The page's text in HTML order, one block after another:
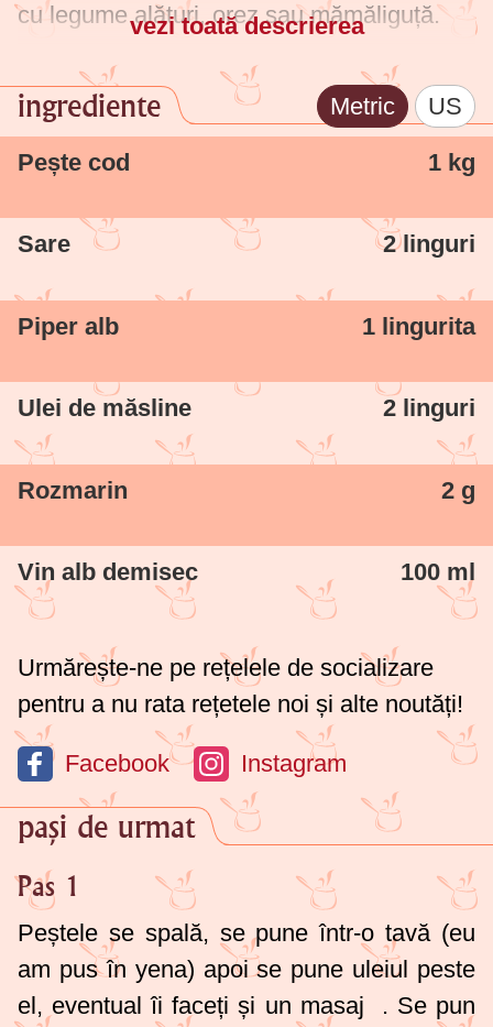
cu legume alături, orez sau mămăliguță.
vezi toată descrierea
ingrediente Metric US
Pește cod 1 kg
Sare 2 linguri
Piper alb 1 lingurita
Ulei de măsline 2 linguri
Rozmarin 2 g
Vin alb demisec 100 ml
Urmărește-ne pe rețelele de socializare
pentru a nu rata rețetele noi și alte noutăți!
Facebook Instagram
pași de urmat
Pas 1
Peștele se spală, se pune într-o tavă (eu
am pus în yena) apoi se pune uleiul peste
el, eventual îi faceți și un masaj
. Se pun